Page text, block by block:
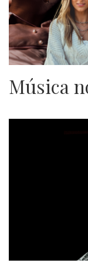
Música